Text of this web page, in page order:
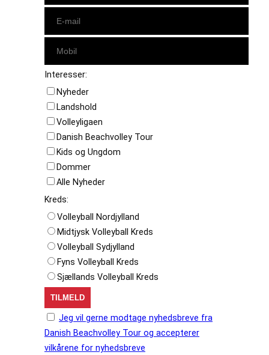
Interesser:
Nyheder
Landshold
Volleyligaen
Danish Beachvolley Tour
Kids og Ungdom
Dommer
Alle Nyheder
Kreds:
Volleyball Nordjylland
Midtjysk Volleyball Kreds
Volleyball Sydjylland
Fyns Volleyball Kreds
Sjællands Volleyball Kreds
Jeg vil gerne modtage nyhedsbreve fra
Danish Beachvolley Tour og accepterer
vilkårene for nyhedsbreve